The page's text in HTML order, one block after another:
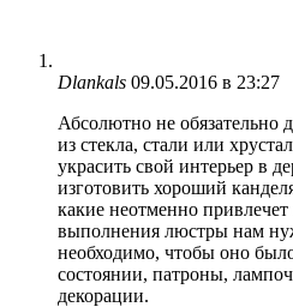
Dlankals 09.05.2016 в 23:27
Абсолютно не обязательно
из стекла, стали или
украсить свой интерьер в
изготовить хороший
какие неотменно
выполнения люстры нам
необходимо, чтобы оно
состоянии, патроны,
декорации.